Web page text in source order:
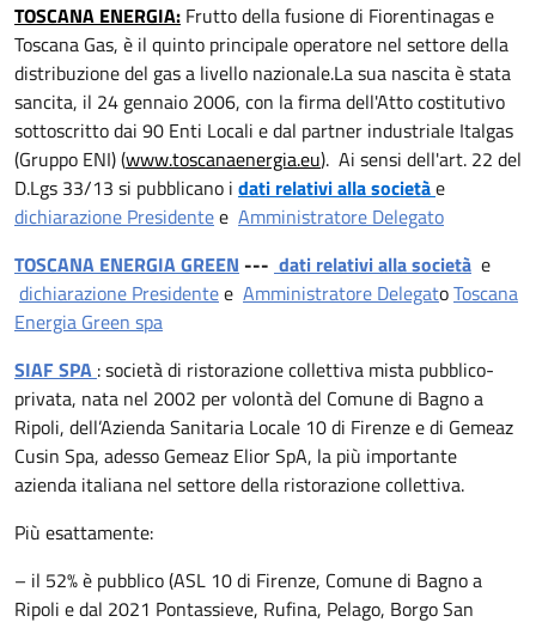
TOSCANA ENERGIA: Frutto della fusione di Fiorentinagas e
Toscana Gas, è il quinto principale operatore nel settore della
distribuzione del gas a livello nazionale.La sua nascita è stata
sancita, il 24 gennaio 2006, con la firma dell'Atto costitutivo
sottoscritto dai 90 Enti Locali e dal partner industriale Italgas
(Gruppo ENI) (www.toscanaenergia.eu). Ai sensi dell'art. 22 del
D.Lgs 33/13 si pubblicano i dati relativi alla societàe
dichiarazione Presidentee Amministratore Delegato
TOSCANA ENERGIA GREEN --- dati relativi alla società e
dichiarazione Presidentee Amministratore DelegatoToscana
Energia Green spa
SIAF SPA : società di ristorazione collettiva mista pubblico-
privata, nata nel 2002 per volontà del Comune di Bagno a
Ripoli, dell’Azienda Sanitaria Locale 10 di Firenze e di Gemeaz
Cusin Spa, adesso Gemeaz Elior SpA, la più importante
azienda italiana nel settore della ristorazione collettiva.
Più esattamente:
– il 52% è pubblico (ASL 10 di Firenze, Comune di Bagno a
Ripoli e dal 2021 Pontassieve, Rufina, Pelago, Borgo San